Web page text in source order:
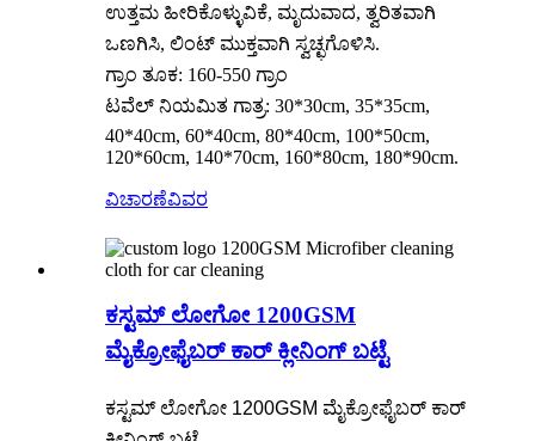
ಉತ್ತಮ ಹೀರಿಕೊಳ್ಳುವಿಕೆ, ಮೃದುವಾದ, ತ್ವರಿತವಾಗಿ
ಒಣಗಿಸಿ, ಲಿಂಟ್ ಮುಕ್ತವಾಗಿ ಸ್ವಚ್ಛಗೊಳಿಸಿ.
ಗ್ರಾಂ ತೂಕ: 160-550 ಗ್ರಾಂ
ಟವೆಲ್ ನಿಯಮಿತ ಗಾತ್ರ: 30*30cm, 35*35cm,
40*40cm, 60*40cm, 80*40cm, 100*50cm,
120*60cm, 140*70cm, 160*80cm, 180*90cm.
ವಿಚಾರಣೆವಿವರ
ಕಸ್ಟಮ್ ಲೋಗೋ 1200GSM
ಮೈಕ್ರೋಫೈಬರ್ ಕಾರ್ ಕ್ಲೀನಿಂಗ್ ಬಟ್ಟೆ
ಕಸ್ಟಮ್ ಲೋಗೋ 1200GSM ಮೈಕ್ರೋಫೈಬರ್ ಕಾರ್